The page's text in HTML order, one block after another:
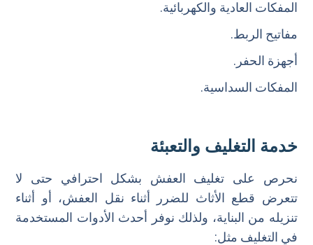
المفكات العادية والكهربائية.
مفاتيح الربط.
أجهزة الحفر.
المفكات السداسية.
خدمة التغليف والتعبئة
نحرص على تغليف العفش بشكل احترافي حتى لا
تتعرض قطع الأثاث للضرر أثناء نقل العفش، أو أثناء
تنزيله من البناية، ولذلك نوفر أحدث الأدوات المستخدمة
في التغليف مثل: